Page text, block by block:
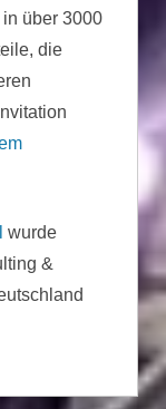
über 3000
die
wurde
&